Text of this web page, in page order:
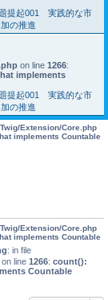
提起001 実践的な市
の推進
on line 1266:
implements
提起001 実践的な市
の推進
Extension/Core.php
implements Countable
Extension/Core.php
implements Countable
: in file
line 1266: count():
Countable